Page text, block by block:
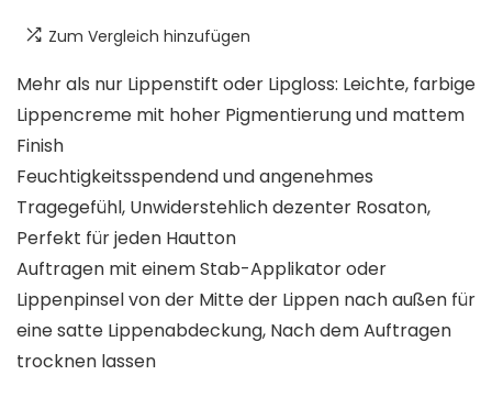
Zum Vergleich hinzufügen
Mehr als nur Lippenstift oder Lipgloss: Leichte, farbige
Lippencreme mit hoher Pigmentierung und mattem
Finish
Feuchtigkeitsspendend und angenehmes
Tragegefühl, Unwiderstehlich dezenter Rosaton,
Perfekt für jeden Hautton
Auftragen mit einem Stab-Applikator oder
Lippenpinsel von der Mitte der Lippen nach außen für
eine satte Lippenabdeckung, Nach dem Auftragen
trocknen lassen